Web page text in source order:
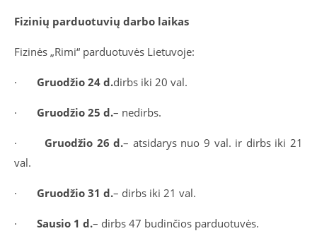
Fizinių parduotuvių darbo laikas
Fizinės „Rimi“ parduotuvės Lietuvoje:
· Gruodžio 24 d.dirbs iki 20 val.
· Gruodžio 25 d.– nedirbs.
· Gruodžio 26 d.– atsidarys nuo 9 val. ir dirbs iki 21
val.
· Gruodžio 31 d.– dirbs iki 21 val.
· Sausio 1 d.– dirbs 47 budinčios parduotuvės.